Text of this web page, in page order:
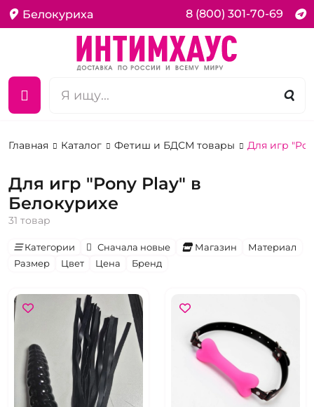
Белокуриха 8 (800) 301-70-69
Главная Каталог Фетиш и БДСМ товары Для игр
Для игр "Pony Play" в
Белокурихе
31 товар
Категории Сначала новые Магазин
Материал
Размер
Цвет Цена Бренд